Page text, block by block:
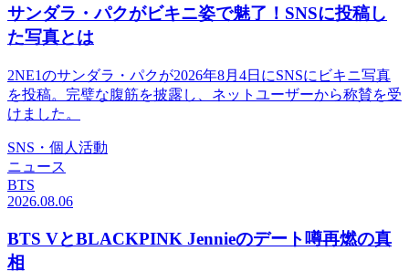
サンダラ・パクがビキニ姿で魅了！SNSに投稿し
た写真とは
2NE1のサンダラ・パクが2026年8月4日にSNSにビキニ写真
を投稿。完璧な腹筋を披露し、ネットユーザーから称賛を受
けました。
SNS・個人活動
ニュース
BTS
2026.08.06
BTS VとBLACKPINK Jennieのデート噂再燃の真
相